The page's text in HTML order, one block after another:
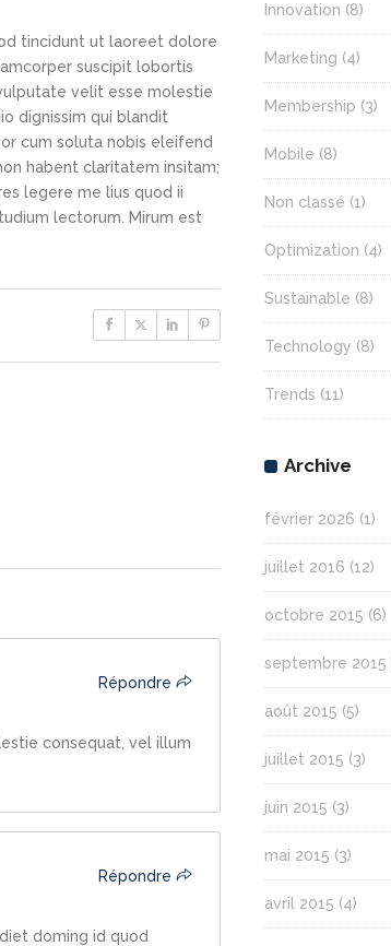
tincidunt ut laoreet dolore
suscipit lobortis
velit esse molestie
dignissim qui blandit
cum soluta nobis eleifend
habent claritatem insitam;
legere me lius quod ii
lectorum. Mirum est
Répondre
consequat, vel illum
Répondre
doming id quod
Innovation (8)
Marketing (4)
Membership (3)
Mobile (8)
Non classé (1)
Optimization (4)
Sustainable (8)
Technology (8)
Trends (11)
Archive
février 2026 (1)
juillet 2016 (12)
octobre 2015 (6)
septembre 2015
août 2015 (5)
juillet 2015 (3)
juin 2015 (3)
mai 2015 (3)
avril 2015 (4)